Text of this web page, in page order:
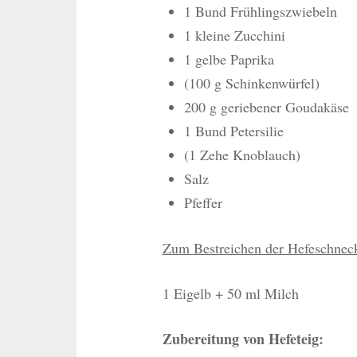
1 Bund Frühlingszwiebeln
1 kleine Zucchini
1 gelbe Paprika
(100 g Schinkenwürfel)
200 g geriebener Goudakäse
1 Bund Petersilie
(1 Zehe Knoblauch)
Salz
Pfeffer
Zum Bestreichen der
1 Eigelb + 50 ml Milch
Zubereitung von Hefeteig: